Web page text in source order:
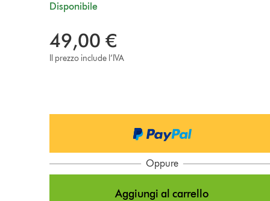
Disponibile
49,00 €
Il prezzo include l’IVA
Oppure
Aggiungi al carrello